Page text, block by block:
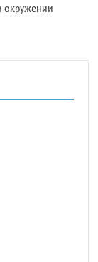
окружении